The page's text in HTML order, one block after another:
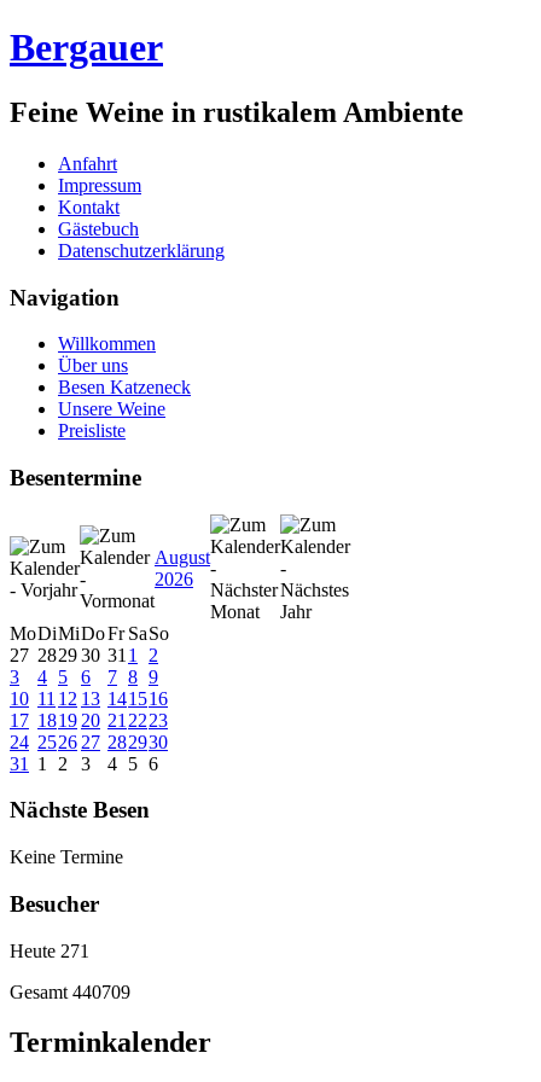
Bergauer
Feine Weine in rustikalem Ambiente
Anfahrt
Impressum
Kontakt
Gästebuch
Datenschutzerklärung
Navigation
Willkommen
Über uns
Besen Katzeneck
Unsere Weine
Preisliste
Besentermine
August
2026
MoDiMiDoFr SaSo
27 282930 31 1
2
3
4 5 6 7 8 9
10 11 12 13 141516
17 1819 20 21 2223
24 2526 27 282930
31
1 2 3 4 5 6
Nächste Besen
Keine Termine
Besucher
Heute 271
Gesamt 440709
Terminkalender